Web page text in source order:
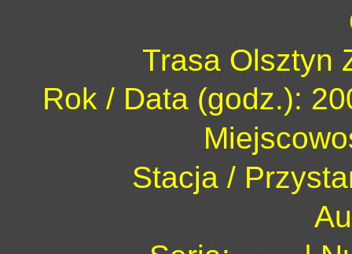
Trasa Olsztyn
Rok / Data (godz.):
Stacja /